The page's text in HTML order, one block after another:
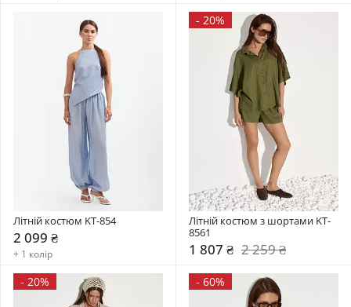
Літній костюм KT-854
2 099 ₴
+ 1 колір
- 20%
Літній костюм з шортами KT-
8561
1 807 ₴ 2 259 ₴
- 20% - 60%